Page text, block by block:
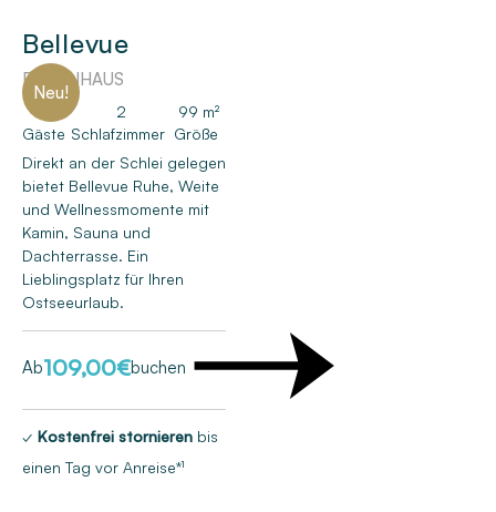
Neu!
Bellevue
FERIENHAUS
Gäste
2
Schlafzimmer
99 m²
Größe
Direkt an der Schlei gelegen
bietet Bellevue Ruhe, Weite
und Wellnessmomente mit
Kamin, Sauna und
Dachterrasse. Ein
Lieblingsplatz für Ihren
Ostseeurlaub.
Ab109,00€buchen
✓ Kostenfrei stornieren bis
einen Tag vor Anreise*¹